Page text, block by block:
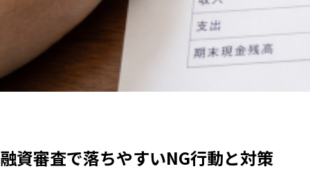
融資審査で落ちやすいNG行動と対策